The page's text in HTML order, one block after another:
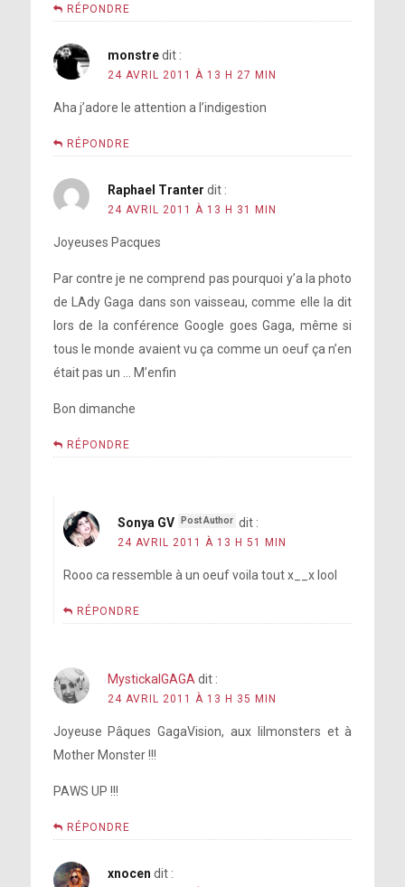
RÉPONDRE
monstre dit :
24 AVRIL 2011 À 13 H 27 MIN
Aha j’adore le attention a l’indigestion
RÉPONDRE
Raphael Tranter dit :
24 AVRIL 2011 À 13 H 31 MIN
Joyeuses Pacques
Par contre je ne comprend pas pourquoi y’a la photo
de LAdy Gaga dans son vaisseau, comme elle la dit
lors de la conférence Google goes Gaga, même si
tous le monde avaient vu ça comme un oeuf ça n’en
était pas un … M’enfin
Bon dimanche
RÉPONDRE
Sonya GV dit :
24 AVRIL 2011 À 13 H 51 MIN
Rooo ca ressemble à un oeuf voila tout x__x lool
RÉPONDRE
MystickalGAGA dit :
24 AVRIL 2011 À 13 H 35 MIN
Joyeuse Pâques GagaVision, aux lilmonsters et à
Mother Monster !!!
PAWS UP !!!
RÉPONDRE
xnocen dit :